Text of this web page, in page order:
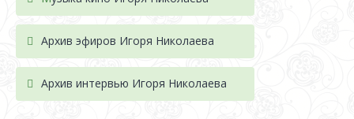
Архив эфиров Игоря Николаева
Архив интервью Игоря Николаева